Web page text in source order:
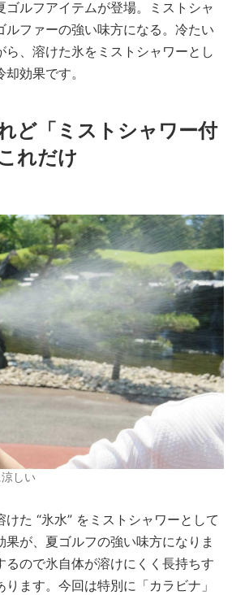
ゴルフアイテムが登場。ミストシャ
ルファーの強い味方になる。冷たい
ら、溶けた氷をミストシャワーとし
効果です。
ど「ミストシャワー付
れだけ
しい
た “氷水” をミストシャワーとして
が、夏ゴルフの強い味方になりま
るので氷自体が溶けにくく長持ちす
ます。今回は特別に「カラビナ」